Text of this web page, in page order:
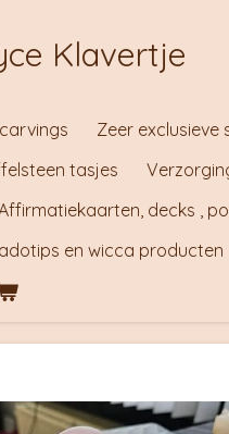
Klavertje
Zeer exclusieve
tasjes
decks ,
en wicca producten